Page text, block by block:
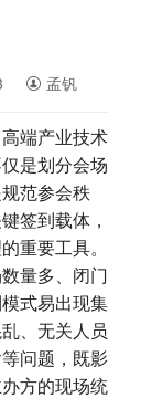
孟钒
端产业技术
是划分会场
范参会秩
签到载体，
重要工具。
量多、闭门
式易出现集
、无关人员
问题，既影
方的现场统